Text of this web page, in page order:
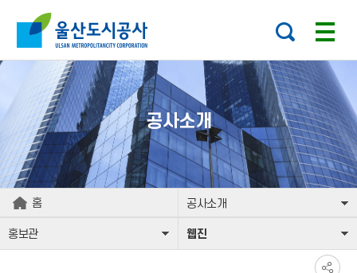
본문으로가기
주요 메뉴로 건너뛰기
공사소개
홈 공사소개
홍보관 웹진